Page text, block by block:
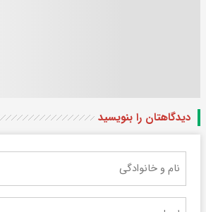
دیدگاهتان را بنویسید